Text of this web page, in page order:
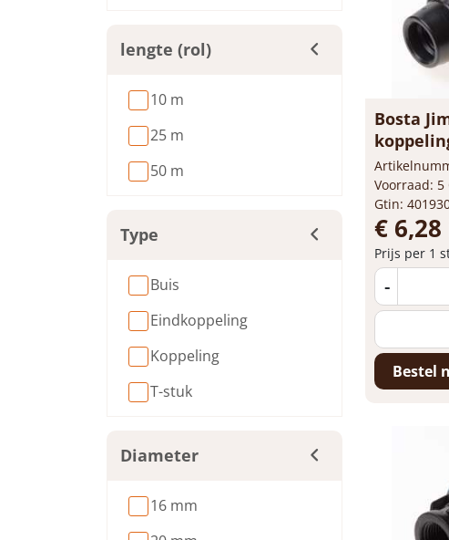
lengte (rol)
10 m
25 m
50 m
Type
Buis
Eindkoppeling
Koppeling
T-stuk
Diameter
16 mm
Bosta
Voorraad:
Gtin:
€
Prijs per 1
-
Bestel